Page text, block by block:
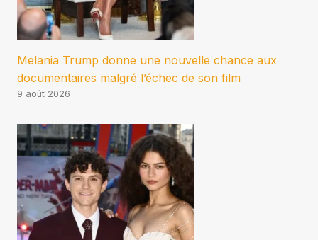
Melania Trump donne une nouvelle chance aux
documentaires malgré l’échec de son film
9 août 2026